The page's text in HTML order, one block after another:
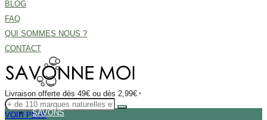
BLOG
FAQ
QUI SOMMES NOUS ?
CONTACT
Livraison offerte dès 49€ ou dès 2,99€ *
VOIR PLUSSAVONS